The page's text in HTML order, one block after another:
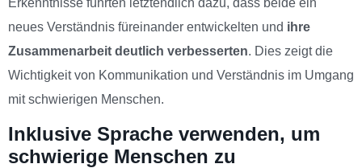
neues Verständnis füreinander entwickelten und ihre
Zusammenarbeit deutlich verbesserten. Dies zeigt die
Wichtigkeit von Kommunikation und Verständnis im Umgang
mit schwierigen Menschen.
Inklusive Sprache verwenden, um
schwierige Menschen zu